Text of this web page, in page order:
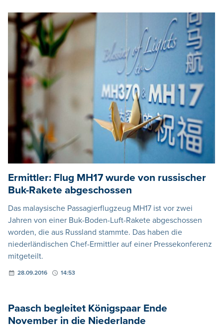
Ermittler: Flug MH17 wurde von russischer
Buk-Rakete abgeschossen
Das malaysische Passagierflugzeug MH17 ist vor zwei
Jahren von einer Buk-Boden-Luft-Rakete abgeschossen
worden, die aus Russland stammte. Das haben die
niederländischen Chef-Ermittler auf einer Pressekonferenz
mitgeteilt.
28.09.2016 14:53
Paasch begleitet Königspaar Ende
November in die Niederlande